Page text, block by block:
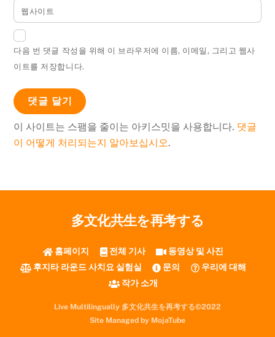
웹사이트
다음 번 댓글 작성을 위해 이 브라우저에 이름, 이메일, 그리고 웹사
이트를 저장합니다.
이 사이트는 스팸을 줄이는 아키스밋을 사용합니다. 댓글
이 어떻게 처리되는지 알아보십시오.
多文化共生を再考する
홈페이지 전체 기사
동영상 및 사진
후지타 라운드 사치요 실험실
문의
우리에 대해
작가 소개
Live Multilingually 多文化共生を再考する©2022
Site Managed by MojaTube